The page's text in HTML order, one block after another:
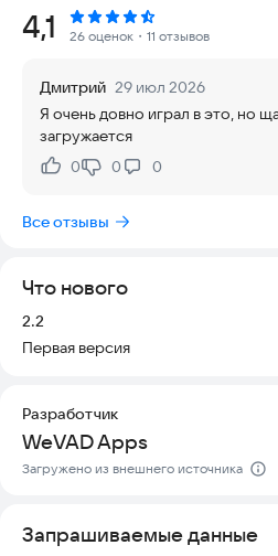
автоматизирована и не требует
Коллекция регулярно
доступ к свежим хоррор-картам и
Особенности:
- Простая и автоматическая
следуйте инструкциям и сразу
- Каждый мод Security Breach
- Не нужны дополнительные
- Все аддоны протестированы
совместимость;
- Играйте в одиночку или в
другие;
- И многое другое...
подобранной коллекции не
Рейтинг:
4,1 26 оценок ・11 отзывов
Дмитрий 29 июл 2026
Я очень довно играл в это, но щас не что не
загружается
Нравится:
0Не нравится:
0 0
Все отзывы
Что нового
Версия:
2.2
Первая версия
Разработчик
WeVAD Apps
Загружено из внешнего источника
Запрашиваемые данные